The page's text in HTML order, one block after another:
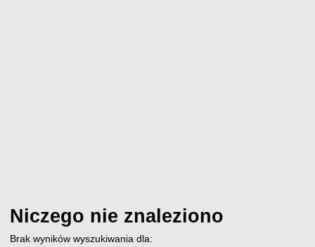
Niczego nie znaleziono
Brak wyników wyszukiwania dla: